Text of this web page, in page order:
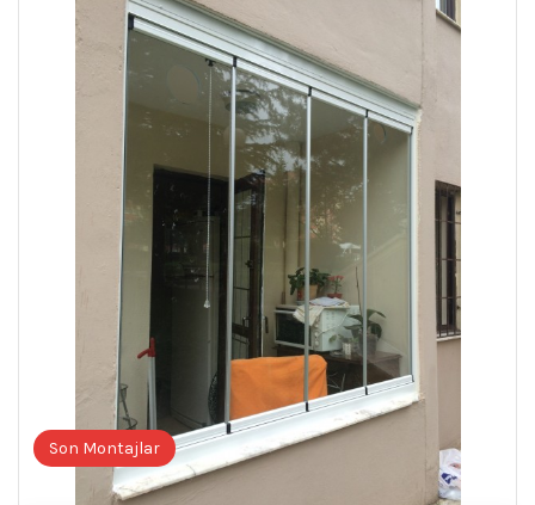
Son Montajlar